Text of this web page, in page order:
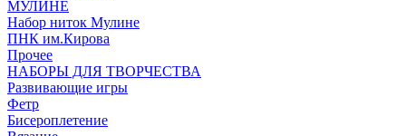
МУЛИНЕ
Набор ниток Мулине
ПНК им.Кирова
Прочее
НАБОРЫ ДЛЯ ТВОРЧЕСТВА
Развивающие игры
Фетр
Бисероплетение